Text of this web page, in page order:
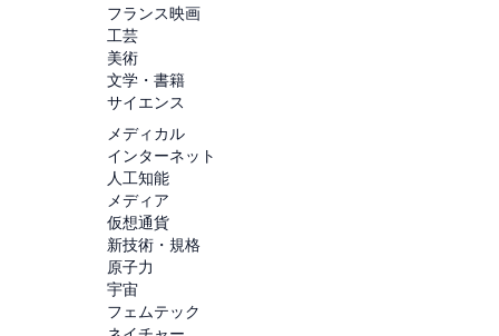
フランス映画
工芸
美術
文学・書籍
サイエンス
メディカル
インターネット
人工知能
メディア
仮想通貨
新技術・規格
原子力
宇宙
フェムテック